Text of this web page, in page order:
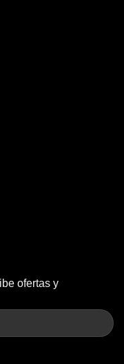
ofertas y